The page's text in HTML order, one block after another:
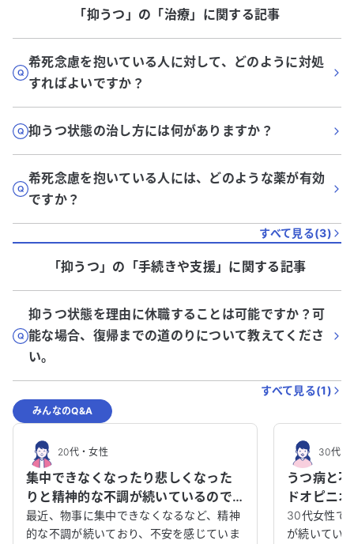
「抑うつ」 の「治療」に関する記事
希死念慮を抱いている人に対して、どのように対処
すればよいですか？
抑うつ状態の治し方には何がありますか？
希死念慮を抱いている人には、どのような薬が有効
ですか？
すべて見る(3)
「抑うつ」 の「手続きや支援」に関する記事
抑うつ状態を理由に休職することは可能ですか？可
能な場合、復帰までの道のりについて教えてくださ
い。
すべて見る(1)
みんなのQ&A
20代・女性
集中できなくなったり悲しくなった
りと精神的な不調が続いているので
すが、原因と解決策のアドバイスを
お願いします。
最近、物事に集中できなくなるなど、精神
的な不調が続いており、不安を感じていま
30代・
うつ病と
ドオピニ
薬が私の
さい。
30代女性で
が続いてい